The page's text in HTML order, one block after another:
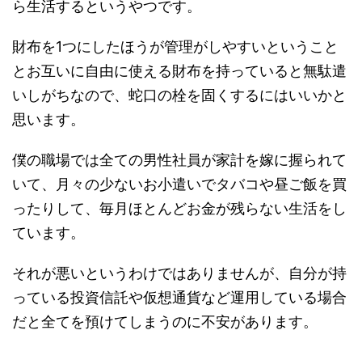
ら生活するというやつです。
財布を1つにしたほうが管理がしやすいということ
とお互いに自由に使える財布を持っていると無駄遣
いしがちなので、蛇口の栓を固くするにはいいかと
思います。
僕の職場では全ての男性社員が家計を嫁に握られて
いて、月々の少ないお小遣いでタバコや昼ご飯を買
ったりして、毎月ほとんどお金が残らない生活をし
ています。
それが悪いというわけではありませんが、自分が持
っている投資信託や仮想通貨など運用している場合
だと全てを預けてしまうのに不安があります。